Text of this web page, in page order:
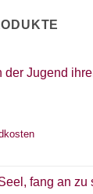
der Jugend
fang an zu